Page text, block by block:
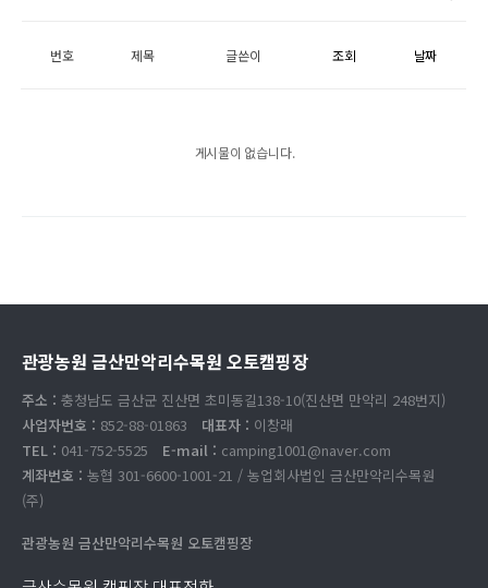
번호 제목 글쓴이 조회 날짜
게시물이 없습니다.
관광농원 금산만악리수목원 오토캠핑장
주소 : 충청남도 금산군 진산면 초미동길138-10(진산면 만악리 248번지)
사업자번호 : 852-88-01863 대표자 : 이창래
TEL : 041-752-5525 E-mail : camping1001@naver.com
계좌번호 : 농협 301-6600-1001-21 / 농업회사법인 금산만악리수목원
(주)
관광농원 금산만악리수목원 오토캠핑장